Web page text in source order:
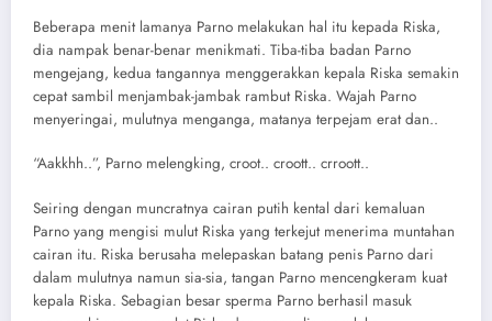
Beberapa menit lamanya Parno melakukan hal itu kepada Riska,
dia nampak benar-benar menikmati. Tiba-tiba badan Parno
mengejang, kedua tangannya menggerakkan kepala Riska semakin
cepat sambil menjambak-jambak rambut Riska. Wajah Parno
menyeringai, mulutnya menganga, matanya terpejam erat dan..
“Aakkhh..”, Parno melengking, croot.. croott.. crroott..
Seiring dengan muncratnya cairan putih kental dari kemaluan
Parno yang mengisi mulut Riska yang terkejut menerima muntahan
cairan itu. Riska berusaha melepaskan batang penis Parno dari
dalam mulutnya namun sia-sia, tangan Parno mencengkeram kuat
kepala Riska. Sebagian besar sperma Parno berhasil masuk